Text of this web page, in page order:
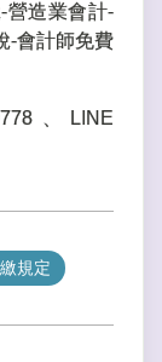
營造業會計-
-會計師免費
、LINE
規定